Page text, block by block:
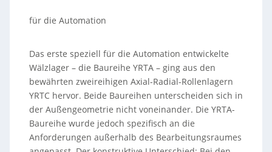
für die Automation
Das erste speziell für die Automation entwickelte
Wälzlager – die Baureihe YRTA – ging aus den
bewährten zweireihigen Axial-Radial-Rollenlagern
YRTC hervor. Beide Baureihen unterscheiden sich in
der Außengeometrie nicht voneinander. Die YRTA-
Baureihe wurde jedoch spezifisch an die
Anforderungen außerhalb des Bearbeitungsraumes